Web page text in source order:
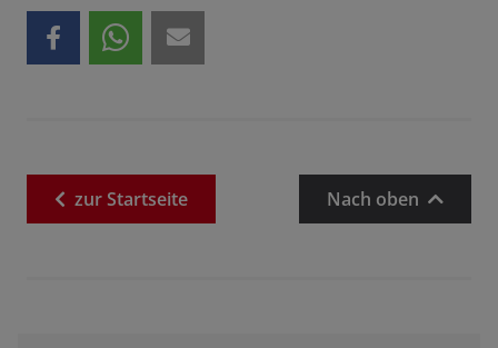
zurStartseite Nach oben